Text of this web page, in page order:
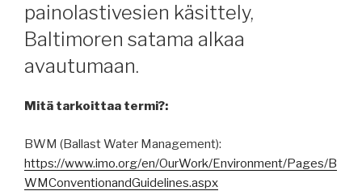
painolastivesien käsittely,
Baltimoren satama alkaa
avautumaan.
Mitä tarkoittaa termi?:
BWM (Ballast Water Management):
https://www.imo.org/en/OurWork/Environment/Pages/B
WMConventionandGuidelines.aspx